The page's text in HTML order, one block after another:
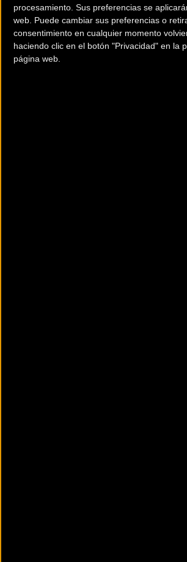
procesamiento. Sus preferencias se
web. Puede cambiar sus preferencias o
consentimiento en cualquier momento
haciendo clic en el botón "Privacidad" en la
página web.